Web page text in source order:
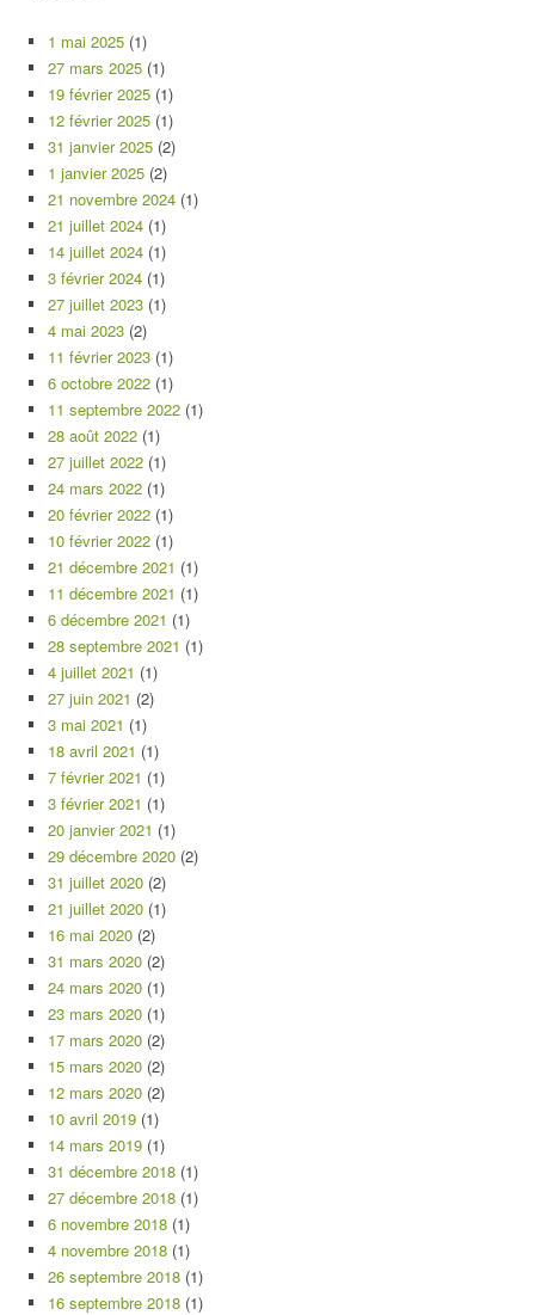
1 mai 2025 (1)
27 mars 2025 (1)
19 février 2025 (1)
12 février 2025 (1)
31 janvier 2025 (2)
1 janvier 2025 (2)
21 novembre 2024 (1)
21 juillet 2024 (1)
14 juillet 2024 (1)
3 février 2024 (1)
27 juillet 2023 (1)
4 mai 2023 (2)
11 février 2023 (1)
6 octobre 2022 (1)
11 septembre 2022 (1)
28 août 2022 (1)
27 juillet 2022 (1)
24 mars 2022 (1)
20 février 2022 (1)
10 février 2022 (1)
21 décembre 2021 (1)
11 décembre 2021 (1)
6 décembre 2021 (1)
28 septembre 2021 (1)
4 juillet 2021 (1)
27 juin 2021 (2)
3 mai 2021 (1)
18 avril 2021 (1)
7 février 2021 (1)
3 février 2021 (1)
20 janvier 2021 (1)
29 décembre 2020 (2)
31 juillet 2020 (2)
21 juillet 2020 (1)
16 mai 2020 (2)
31 mars 2020 (2)
24 mars 2020 (1)
23 mars 2020 (1)
17 mars 2020 (2)
15 mars 2020 (2)
12 mars 2020 (2)
10 avril 2019 (1)
14 mars 2019 (1)
31 décembre 2018 (1)
27 décembre 2018 (1)
6 novembre 2018 (1)
4 novembre 2018 (1)
26 septembre 2018 (1)
16 septembre 2018 (1)